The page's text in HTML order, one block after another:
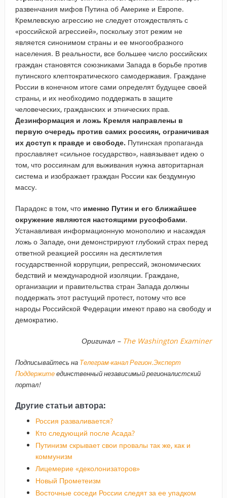
развенчания мифов Путина об Америке и Европе.
Кремлевскую агрессию не следует отождествлять с
«российской агрессией», поскольку этот режим не
является синонимом страны и ее многообразного
населения. В реальности, все большее число российских
граждан становятся союзниками Запада в борьбе против
путинского клептократического самодержавия. Граждане
России в конечном итоге сами определят будущее своей
страны, и их необходимо поддержать в защите
человеческих, гражданских и этнических прав.
Дезинформация и ложь Кремля направлены в
первую очередь против самих россиян, ограничивая
их доступ к правде и свободе. Путинская пропаганда
прославляет «сильное государство», навязывает идею о
том, что россиянам для выживания нужна авторитарная
система и изображает граждан России как бездумную
массу.
Парадокс в том, что именно Путин и его ближайшее
окружение являются настоящими русофобами.
Устанавливая информационную монополию и насаждая
ложь о Западе, они демонстрируют глубокий страх перед
ответной реакцией россиян на десятилетия
государственной коррупции, репрессий, экономических
бедствий и международной изоляции. Граждане,
организации и правительства стран Запада должны
поддержать этот растущий протест, потому что все
народы Российской Федерации имеют право на свободу и
демократию.
Оригинал – The Washington Examiner
Подписывайтесь на Телеграм-канал Регион.Эксперт
Поддержитеединственный независимый регионалистский
портал!
Другие статьи автора:
Россия разваливается?
Кто следующий после Асада?
Путинизм скрывает свои провалы так же, как и
коммунизм
Лицемерие «деколонизаторов»
Новый Прометеизм
Восточные соседи России следят за ее упадком